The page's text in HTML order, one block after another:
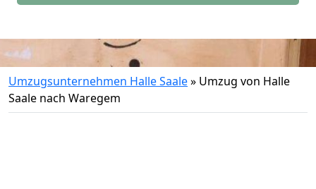
Umzugsunternehmen Halle Saale» Umzug von Halle
Saale nach Waregem